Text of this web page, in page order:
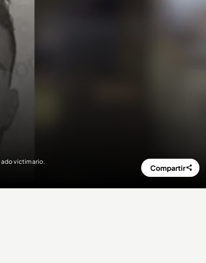
victimario.
Compartir